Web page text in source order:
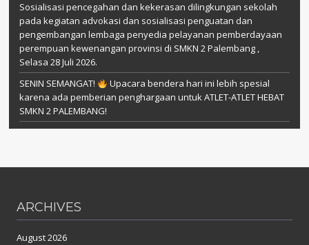
Sosialisasi pencegahan dan kekerasan dilingkungan sekolah
pada kegiatan advokasi dan sosialisasi penguatan dan
pengembangan lembaga penyedia pelayanan pemberdayaan
perempuan kewenangan provinsi di SMKN 2 Palembang ,
Selasa 28 Juli 2026.
SENIN SEMANGAT!
Upacara bendera hari ini lebih spesial
karena ada pemberian penghargaan untuk ATLET-ATLET HEBAT
SMKN 2 PALEMBANG!
ARCHIVES
August 2026